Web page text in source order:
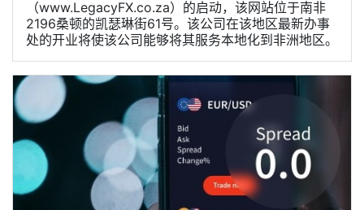
（www.LegacyFX.co.za）的启动，该网站位于南非
2196桑顿的凯瑟琳街61号。该公司在该地区最新办事
处的开业将使该公司能够将其服务本地化到非洲地区。